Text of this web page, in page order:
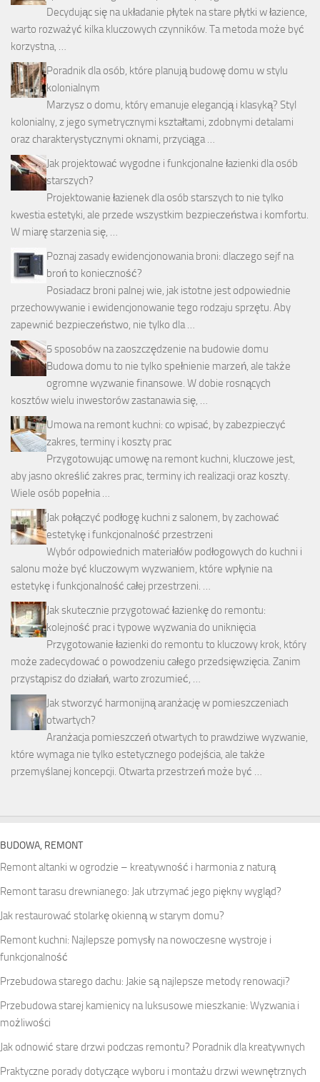
Decydując się na układanie płytek na stare płytki w łazience,
warto rozważyć kilka kluczowych czynników. Ta metoda może być
korzystna, …
Poradnik dla osób, które planują budowę domu w stylu
kolonialnym
Marzysz o domu, który emanuje elegancją i klasyką? Styl
kolonialny, z jego symetrycznymi kształtami, zdobnymi detalami
oraz charakterystycznymi oknami, przyciąga …
Jak projektować wygodne i funkcjonalne łazienki dla osób
starszych?
Projektowanie łazienek dla osób starszych to nie tylko
kwestia estetyki, ale przede wszystkim bezpieczeństwa i komfortu.
W miarę starzenia się, …
Poznaj zasady ewidencjonowania broni: dlaczego sejf na
broń to konieczność?
Posiadacz broni palnej wie, jak istotne jest odpowiednie
przechowywanie i ewidencjonowanie tego rodzaju sprzętu. Aby
zapewnić bezpieczeństwo, nie tylko dla …
5 sposobów na zaoszczędzenie na budowie domu
Budowa domu to nie tylko spełnienie marzeń, ale także
ogromne wyzwanie finansowe. W dobie rosnących
kosztów wielu inwestorów zastanawia się, …
Umowa na remont kuchni: co wpisać, by zabezpieczyć
zakres, terminy i koszty prac
Przygotowując umowę na remont kuchni, kluczowe jest,
aby jasno określić zakres prac, terminy ich realizacji oraz koszty.
Wiele osób popełnia …
Jak połączyć podłogę kuchni z salonem, by zachować
estetykę i funkcjonalność przestrzeni
Wybór odpowiednich materiałów podłogowych do kuchni i
salonu może być kluczowym wyzwaniem, które wpłynie na
estetykę i funkcjonalność całej przestrzeni. …
Jak skutecznie przygotować łazienkę do remontu:
kolejność prac i typowe wyzwania do uniknięcia
Przygotowanie łazienki do remontu to kluczowy krok, który
może zadecydować o powodzeniu całego przedsięwzięcia. Zanim
przystąpisz do działań, warto zrozumieć, …
Jak stworzyć harmonijną aranżację w pomieszczeniach
otwartych?
Aranżacja pomieszczeń otwartych to prawdziwe wyzwanie,
które wymaga nie tylko estetycznego podejścia, ale także
przemyślanej koncepcji. Otwarta przestrzeń może być …
BUDOWA, REMONT
Remont altanki w ogrodzie – kreatywność i harmonia z naturą
Remont tarasu drewnianego: Jak utrzymać jego piękny wygląd?
Jak restaurować stolarkę okienną w starym domu?
Remont kuchni: Najlepsze pomysły na nowoczesne wystroje i
funkcjonalność
Przebudowa starego dachu: Jakie są najlepsze metody renowacji?
Przebudowa starej kamienicy na luksusowe mieszkanie: Wyzwania i
możliwości
Jak odnowić stare drzwi podczas remontu? Poradnik dla kreatywnych
Praktyczne porady dotyczące wyboru i montażu drzwi wewnętrznych